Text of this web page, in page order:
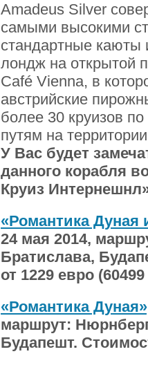
Amadeus Silver
самыми высокими
стандартные
лондж на открытой
Café Vienna, в
австрийские
более 30 круизов
путям на
У Вас будет
данного корабля
Круиз
«Романтика Дуная
24 мая 2014,
Братислава,
от 1229 евро
«Романтика
маршрут:
Будапешт.